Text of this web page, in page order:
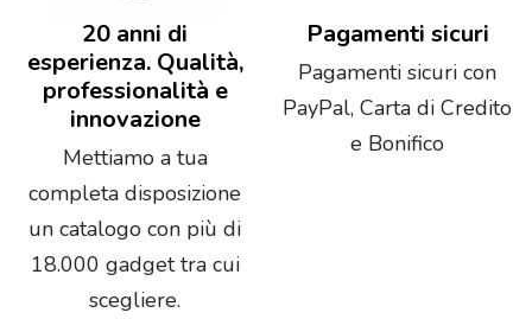
20 anni di
esperienza. Qualità,
professionalità e
innovazione
Mettiamo a tua
completa disposizione
un catalogo con più di
18.000 gadget tra cui
scegliere.
Pagamenti sicuri
Pagamenti sicuri con
PayPal, Carta di Credito
e Bonifico